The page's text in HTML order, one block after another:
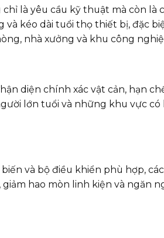
là yêu cầu kỹ thuật mà còn là
kéo dài tuổi thọ thiết bị, đặc
nhà xưởng và khu công
diện chính xác vật cản, hạn
lớn tuổi và những khu vực
và bộ điều khiển phù hợp,
hao mòn linh kiện và ngăn